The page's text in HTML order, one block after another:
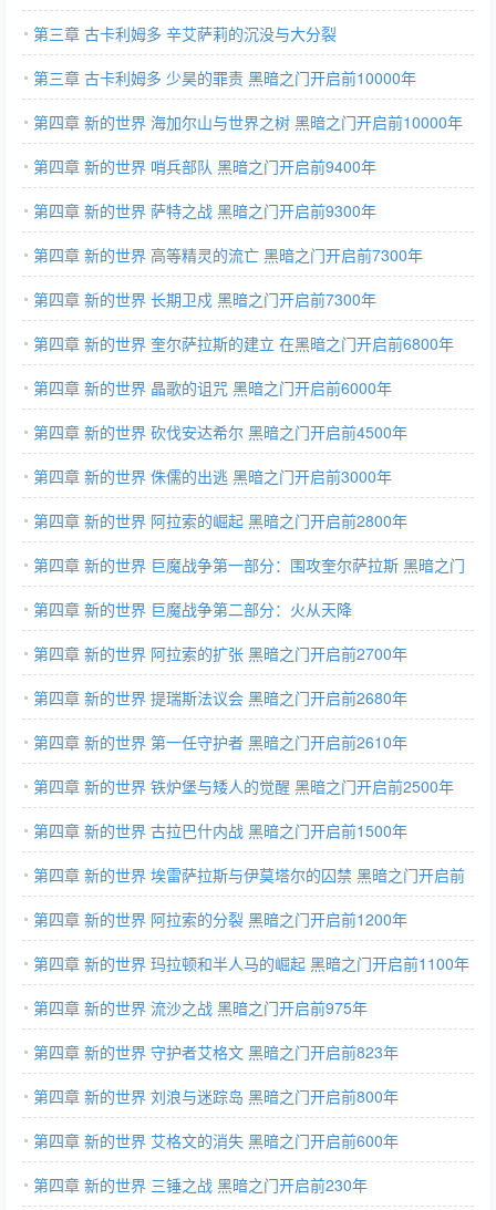
第三章 古卡利姆多 辛艾萨莉的沉没与大分裂
第三章 古卡利姆多 少昊的罪责 黑暗之门开启前10000年
第四章 新的世界 海加尔山与世界之树 黑暗之门开启前10000年
第四章 新的世界 哨兵部队 黑暗之门开启前9400年
第四章 新的世界 萨特之战 黑暗之门开启前9300年
第四章 新的世界 高等精灵的流亡 黑暗之门开启前7300年
第四章 新的世界 长期卫戍 黑暗之门开启前7300年
第四章 新的世界 奎尔萨拉斯的建立 在黑暗之门开启前6800年
第四章 新的世界 晶歌的诅咒 黑暗之门开启前6000年
第四章 新的世界 砍伐安达希尔 黑暗之门开启前4500年
第四章 新的世界 侏儒的出逃 黑暗之门开启前3000年
第四章 新的世界 阿拉索的崛起 黑暗之门开启前2800年
第四章 新的世界 巨魔战争第一部分：围攻奎尔萨拉斯 黑暗之门
开启前2800年
第四章 新的世界 巨魔战争第二部分：火从天降
第四章 新的世界 阿拉索的扩张 黑暗之门开启前2700年
第四章 新的世界 提瑞斯法议会 黑暗之门开启前2680年
第四章 新的世界 第一任守护者 黑暗之门开启前2610年
第四章 新的世界 铁炉堡与矮人的觉醒 黑暗之门开启前2500年
第四章 新的世界 古拉巴什内战 黑暗之门开启前1500年
第四章 新的世界 埃雷萨拉斯与伊莫塔尔的囚禁 黑暗之门开启前
1200年
第四章 新的世界 阿拉索的分裂 黑暗之门开启前1200年
第四章 新的世界 玛拉顿和半人马的崛起 黑暗之门开启前1100年
第四章 新的世界 流沙之战 黑暗之门开启前975年
第四章 新的世界 守护者艾格文 黑暗之门开启前823年
第四章 新的世界 刘浪与迷踪岛 黑暗之门开启前800年
第四章 新的世界 艾格文的消失 黑暗之门开启前600年
第四章 新的世界 三锤之战 黑暗之门开启前230年